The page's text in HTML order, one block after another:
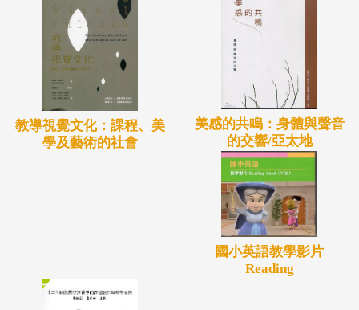
教導視覺文化：課程、美
學及藝術的社會
美感的共鳴：身體與聲音
的交響/亞太地
國小英語教學影片
Reading